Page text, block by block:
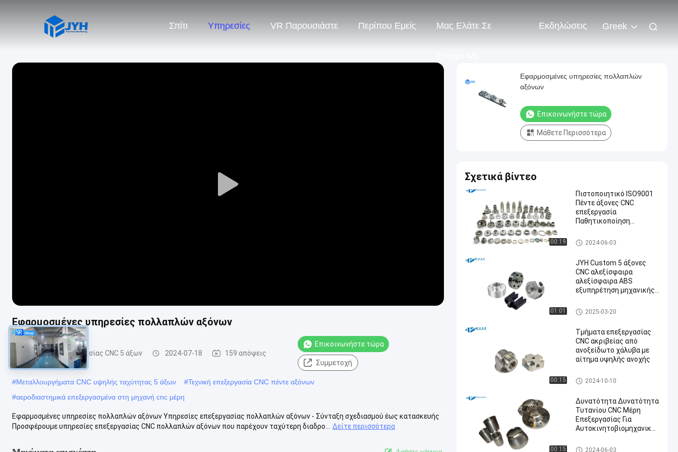
Σπίτι Υπηρεσίες VR Παρουσιάστε Περίπου Εμείς Μας Ελάτε Σε Εκδηλώσεις Greek
Play
Εφαρμοσμένες υπηρεσίες πολλαπλών αξόνων
Υπηρεσίες επεξεργασίας CNC 5 άξων 2024-07-18 159 απόψεις
Επικοινωνήστε τώρα
Συμμετοχή
#Μεταλλουργήματα CNC υψηλής ταχύτητας 5 άξων #Τεχνική επεξεργασία CNC πέντε αξόνων
#αεροδιαστημικά επεξεργασμένα στη μηχανή cnc μέρη
Εφαρμοσμένες υπηρεσίες πολλαπλών αξόνων Υπηρεσίες επεξεργασίας πολλαπλών αξόνων - Σύνταξη σχεδιασμού έως κατασκευής
Προσφέρουμε υπηρεσίες επεξεργασίας CNC πολλαπλών αξόνων που παρέχουν ταχύτερη διαδρο...
Δείτε περισσότερα
Εφαρμοσμένες υπηρεσίες πολλαπλών
αξόνων
Επικοινωνήστε τώρα
Μάθετε Περισσότερα
Σχετικά βίντεο
00:19
Πιστοποιητικό ISO9001
Πέντε άξονες CNC
επεξεργασία
Παθητικοποίηση
Υπηρεσίες επεξεργασίας CN
C 5 άξων
2024-06-03
01:01
JYH Custom 5 άξονες
CNC αλεξίσφαιρα
αλεξίσφαιρα ABS
εξυπηρέτηση μηχανικής
Υπηρεσίες επεξεργασίας CN
C 5 άξων
2025-03-20
00:15
Τμήματα επεξεργασίας
CNC ακριβείας από
ανοξείδωτο χάλυβα με
αίτημα υψηλής ανοχής
Ανοξείδωτο CNC που επεξερ
γάζεται τις υπηρεσίες στη μ
2024-10-10
00:15
Δυνατότητα Δυνατότητα
Τυτανίου CNC Μέρη
Επεξεργασίας Για
Αυτοκινητοβιομηχανική
Πρωτοτύπων
cnc τιτανίου κατεργασία
2024-06-03